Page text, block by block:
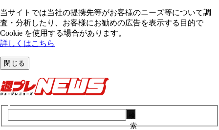
当サイトでは当社の提携先等がお客様のニーズ等について調
査・分析したり、お客様にお勧めの広告を表⽰する⽬的で
Cookie を使⽤する場合があります。
詳しくはこちら
閉じる
索